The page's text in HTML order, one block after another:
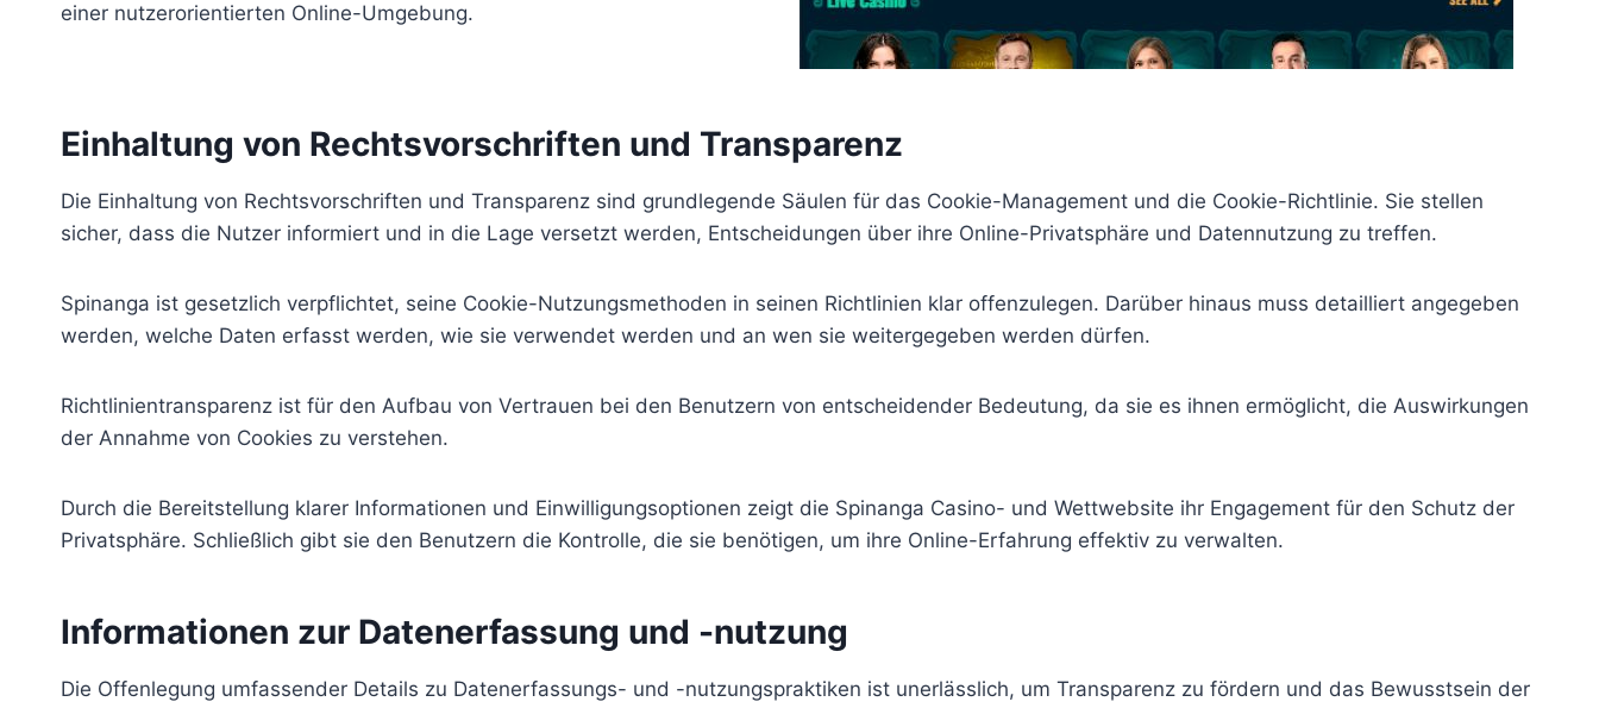
einer nutzerorientierten Online-Umgebung.
Einhaltung von Rechtsvorschriften und Transparenz
Die Einhaltung von Rechtsvorschriften und Transparenz sind grundlegende Säulen für das Cookie-Management und die Cookie-Richtlinie. Sie stellen
sicher, dass die Nutzer informiert und in die Lage versetzt werden, Entscheidungen über ihre Online-Privatsphäre und Datennutzung zu treffen.
Spinanga ist gesetzlich verpflichtet, seine Cookie-Nutzungsmethoden in seinen Richtlinien klar offenzulegen. Darüber hinaus muss detailliert angegeben
werden, welche Daten erfasst werden, wie sie verwendet werden und an wen sie weitergegeben werden dürfen.
Richtlinientransparenz ist für den Aufbau von Vertrauen bei den Benutzern von entscheidender Bedeutung, da sie es ihnen ermöglicht, die Auswirkungen
der Annahme von Cookies zu verstehen.
Durch die Bereitstellung klarer Informationen und Einwilligungsoptionen zeigt die Spinanga Casino- und Wettwebsite ihr Engagement für den Schutz der
Privatsphäre. Schließlich gibt sie den Benutzern die Kontrolle, die sie benötigen, um ihre Online-Erfahrung effektiv zu verwalten.
Informationen zur Datenerfassung und -nutzung
Die Offenlegung umfassender Details zu Datenerfassungs- und -nutzungspraktiken ist unerlässlich, um Transparenz zu fördern und das Bewusstsein der